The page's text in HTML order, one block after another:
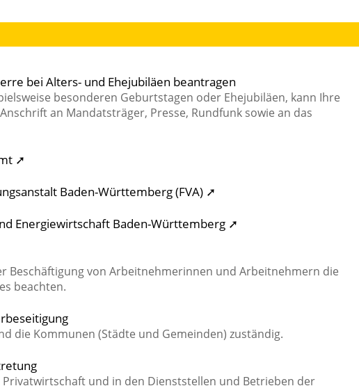
bei Alters- und Ehejubiläen beantragen
besonderen Geburtstagen oder Ehejubiläen, kann Ihre
an Mandatsträger, Presse, Rundfunk sowie an das
➚
Baden-Württemberg (FVA) ➚
Energiewirtschaft Baden-Württemberg ➚
Beschäftigung von Arbeitnehmerinnen und Arbeitnehmern die
beachten.
die Kommunen (Städte und Gemeinden) zuständig.
und in den Dienststellen und Betrieben der